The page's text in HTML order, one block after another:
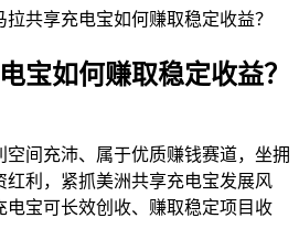
拉共享充电宝如何赚取稳定收益？
宝如何赚取稳定收益？
间充沛、属于优质赚钱赛道，坐拥
红利，紧抓美洲共享充电宝发展风
电宝可长效创收、赚取稳定项目收